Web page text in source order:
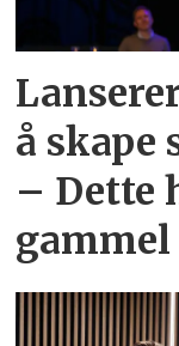
å skape
– Dette